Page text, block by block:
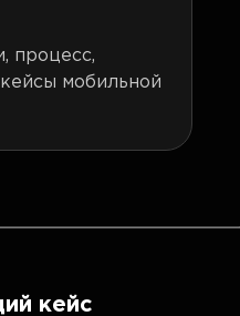
процесс,
мобильной
кейс